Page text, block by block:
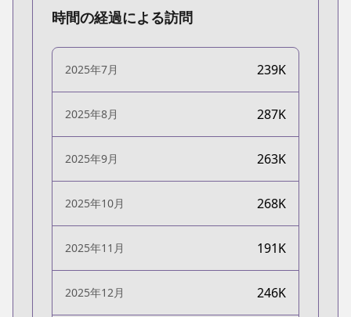
時間の経過による訪問
2025年7月 239K
2025年8月 287K
2025年9月 263K
2025年10月 268K
2025年11月 191K
2025年12月 246K